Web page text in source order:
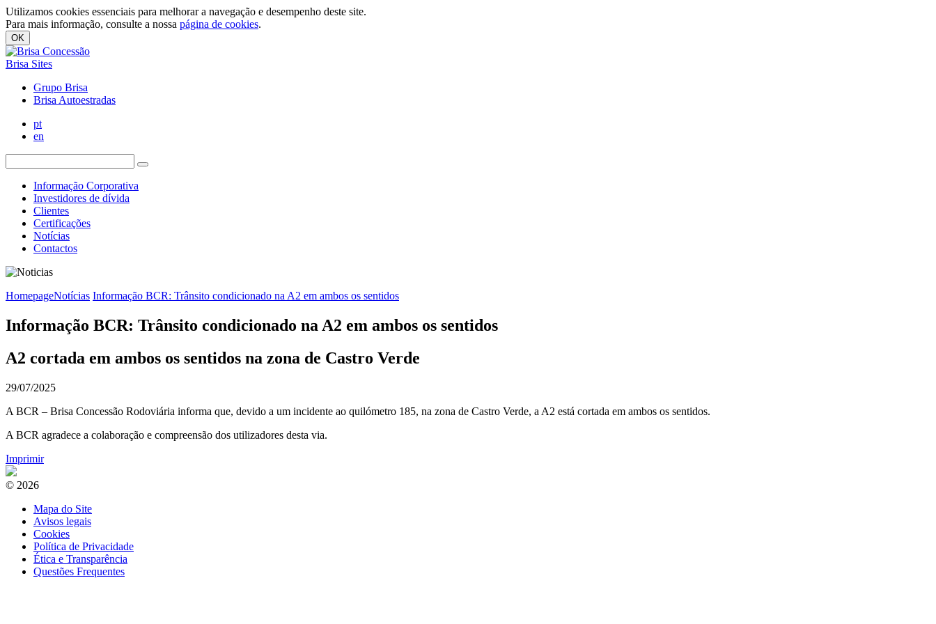
Utilizamos cookies essenciais para melhorar a navegação e desempenho deste site.
Para mais informação, consulte a nossa página de cookies.
OK
Brisa Sites
Grupo Brisa
Brisa Autoestradas
pt
en
Informação Corporativa
Investidores de dívida
Clientes
Certificações
Notícias
Contactos
HomepageNotícias Informação BCR: Trânsito condicionado na A2 em ambos os sentidos
Informação BCR: Trânsito condicionado na A2 em ambos os sentidos
A2 cortada em ambos os sentidos na zona de Castro Verde
29/07/2025
A BCR – Brisa Concessão Rodoviária informa que, devido a um incidente ao quilómetro 185, na zona de Castro Verde, a A2 está cortada em ambos os sentidos.
A BCR agradece a colaboração e compreensão dos utilizadores desta via.
Imprimir
© 2026
Mapa do Site
Avisos legais
Cookies
Política de Privacidade
Ética e Transparência
Questões Frequentes